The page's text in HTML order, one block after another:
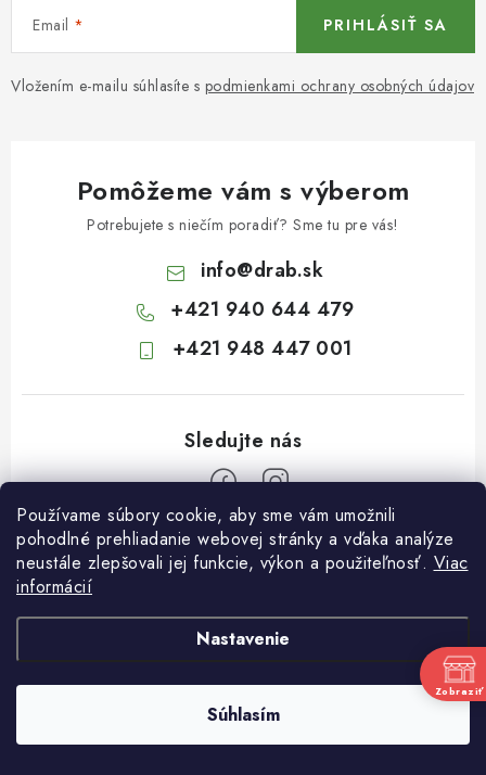
Používame súbory cookie, aby sme vám umožnili
pohodlné prehliadanie webovej stránky a vďaka analýze
neustále zlepšovali jej funkcie, výkon a použiteľnosť. Viac
informácií
Nastavenie
Súhlasím
Email
Vložením e-mailu súhlasíte s podmienkami ochrany osobných údajov
PRIHLÁSIŤ SA
Pomôžeme vám s výberom
Potrebujete s niečím poradiť? Sme tu pre vás!
info@drab.sk
+421 940 644 479
+421 948 447 001
Informácie pre vás
Podmienky ochrany osobných údajov
Záhradkárstvo Dráb. Všetky práva vyhradené.
Zobraziť